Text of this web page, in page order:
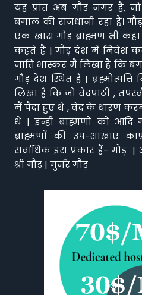
यह प्रांत अब गौड़ नगर है,
बंगाल की राजधानी रहा है।
एक खास गौड़ ब्राह्मण भी
कहते हैं | गौड़ देश में निवेश
जाति भास्कर मैं लिखा है कि
गौड़ देश स्थित है |
लिखा है कि जो वेदपाठी , तपस्वी
मैं पैदा हुए थे , वेद के धारण
थे | इन्ही ब्राह्मणो को आदि
ब्राह्मणों की उप-शाखाएं
सर्वाधिक इस प्रकार हैं- गौड़ |
श्री गौड़ | गुर्जर गौड़